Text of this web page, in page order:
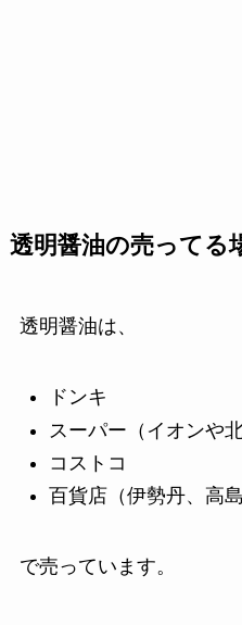
透明醤油の売ってる
透明醤油は、
ドンキ
スーパー（イオンや
コストコ
百貨店（伊勢丹、高
で売っています。